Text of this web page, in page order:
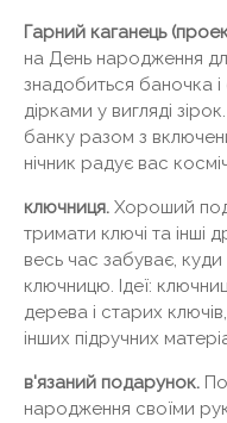
Гарний каганець
на День народження
знадобиться баночка і
дірками у вигляді
банку разом з
нічник радує вас
ключниця. Хороший
тримати ключі та інші
весь час забуває,
ключницю. Ідеї:
дерева і старих
інших підручних
в'язаний подарунок.
народження своїми